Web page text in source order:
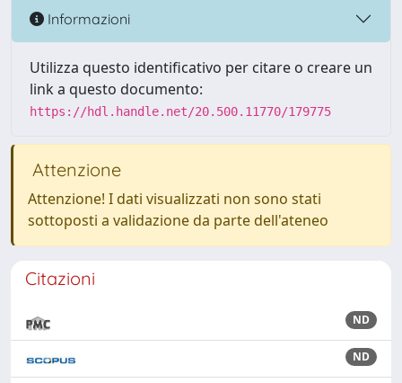
Informazioni
Utilizza questo identificativo per citare o creare un
link a questo documento:
https://hdl.handle.net/20.500.11770/179775
Attenzione
Attenzione! I dati visualizzati non sono stati
sottoposti a validazione da parte dell'ateneo
Citazioni
ND
ND